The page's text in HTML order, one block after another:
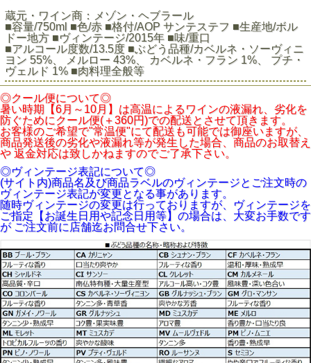
蔵元・ワイン商：メゾン・ヘブラール
■容量/750ml ■色/赤 ■格付/AOP サンテステフ ■生産地/ボル
ドー地方 ■ヴィンテージ/2015年 ■味/重口
■アルコール度数/13.5度 ■ぶどう品種/カベルネ・ソーヴィニ
ヨン 55%、 メルロー 43%、 カベルネ・フラン 1%、 プチ・
ヴェルド 1% ■肉料理全般等
◎クール便について◎
暑い時期【6月～10月】は高温によるワインの液漏れ、劣化を
防ぐためにクール便(＋360円)での配送とさせて頂きます。
お客様のご希望で"常温便"にて配送も可能では御座いますが、
商品発送後の劣化や液漏れ等が発生した場合、商品のお取替え
や 返金対応は致しかねますのでご了承下さい。
◎ヴィンテージ表記について◎
(サイト内)商品名及び商品ラベルのヴィンテージとご注文時の
ヴィンテージ表記が変更となる事があります。
随時ヴィンテージの変更は行っておりますが、ヴィンテージを
ご指定【お誕生日用や記念日用等】の場合は、大変お手数です
が ご注文前に店舗迄お問合せ下さい。